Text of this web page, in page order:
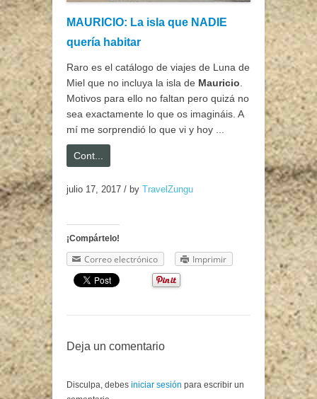
MAURICIO: La isla que NADIE
quería habitar
Raro es el catálogo de viajes de Luna de
Miel que no incluya la isla de Mauricio
Motivos para ello no faltan pero quizá no
sea exactamente lo que os imagináis. A
mí me sorprendió lo que vi y hoy ...
Cont...
julio 17, 2017 / by TravelZungu
¡Compártelo!
Correo electrónico Imprimir
Deja un comentario
Disculpa, debes iniciar sesión para escribir un